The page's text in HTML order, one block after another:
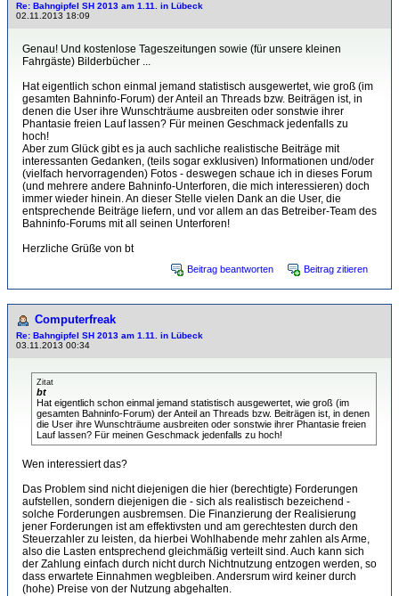
Re: Bahngipfel SH 2013 am 1.11. in Lübeck
02.11.2013 18:09
Genau! Und kostenlose Tageszeitungen sowie (für unsere kleinen
Fahrgäste) Bilderbücher ...
Hat eigentlich schon einmal jemand statistisch ausgewertet, wie groß (im
gesamten Bahninfo-Forum) der Anteil an Threads bzw. Beiträgen ist, in
denen die User ihre Wunschträume ausbreiten oder sonstwie ihrer
Phantasie freien Lauf lassen? Für meinen Geschmack jedenfalls zu
hoch!
Aber zum Glück gibt es ja auch sachliche realistische Beiträge mit
interessanten Gedanken, (teils sogar exklusiven) Informationen und/oder
(vielfach hervorragenden) Fotos - deswegen schaue ich in dieses Forum
(und mehrere andere Bahninfo-Unterforen, die mich interessieren) doch
immer wieder hinein. An dieser Stelle vielen Dank an die User, die
entsprechende Beiträge liefern, und vor allem an das Betreiber-Team des
Bahninfo-Forums mit all seinen Unterforen!
Herzliche Grüße von bt
Beitrag beantworten Beitrag zitieren
Computerfreak
Re: Bahngipfel SH 2013 am 1.11. in Lübeck
03.11.2013 00:34
Zitat
bt
Hat eigentlich schon einmal jemand statistisch ausgewertet, wie groß (im
gesamten Bahninfo-Forum) der Anteil an Threads bzw. Beiträgen ist, in denen
die User ihre Wunschträume ausbreiten oder sonstwie ihrer Phantasie freien
Lauf lassen? Für meinen Geschmack jedenfalls zu hoch!
Wen interessiert das?
Das Problem sind nicht diejenigen die hier (berechtigte) Forderungen
aufstellen, sondern diejenigen die - sich als realistisch bezeichend -
solche Forderungen ausbremsen. Die Finanzierung der Realisierung
jener Forderungen ist am effektivsten und am gerechtesten durch den
Steuerzahler zu leisten, da hierbei Wohlhabende mehr zahlen als Arme,
also die Lasten entsprechend gleichmäßig verteilt sind. Auch kann sich
der Zahlung einfach durch nicht durch Nichtnutzung entzogen werden, so
dass erwartete Einnahmen wegbleiben. Andersrum wird keiner durch
(hohe) Preise von der Nutzung abgehalten.